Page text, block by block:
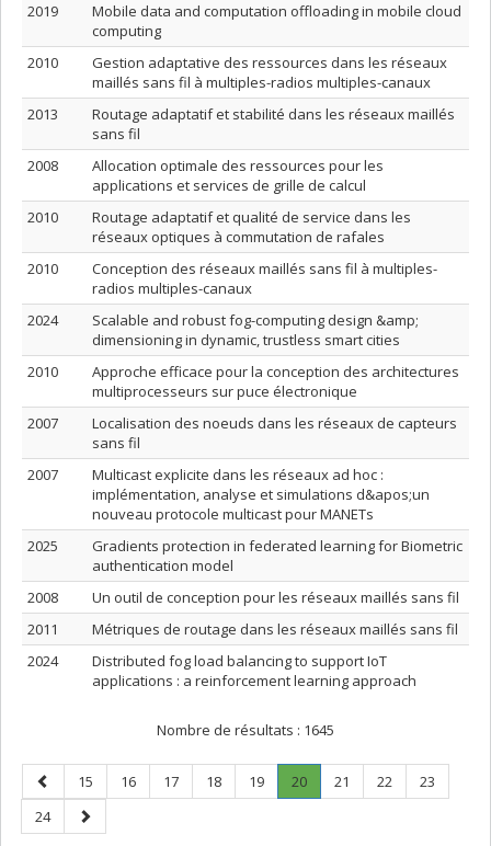
2019
Mobile data and computation offloading in mobile cloud
computing
2010
Gestion adaptative des ressources dans les réseaux
maillés sans fil à multiples-radios multiples-canaux
2013
Routage adaptatif et stabilité dans les réseaux maillés
sans fil
2008
Allocation optimale des ressources pour les
applications et services de grille de calcul
2010
Routage adaptatif et qualité de service dans les
réseaux optiques à commutation de rafales
2010
Conception des réseaux maillés sans fil à multiples-
radios multiples-canaux
2024
Scalable and robust fog-computing design &amp;
dimensioning in dynamic, trustless smart cities
2010
Approche efficace pour la conception des architectures
multiprocesseurs sur puce électronique
2007
Localisation des noeuds dans les réseaux de capteurs
sans fil
2007
Multicast explicite dans les réseaux ad hoc :
implémentation, analyse et simulations d&apos;un
nouveau protocole multicast pour MANETs
2025
Gradients protection in federated learning for Biometric
authentication model
2008
Un outil de conception pour les réseaux maillés sans fil
2011
Métriques de routage dans les réseaux maillés sans fil
2024
Distributed fog load balancing to support IoT
applications : a reinforcement learning approach
Nombre de résultats : 1645
Page
précédente
Page
15 Page
16 Page
17 Page
18 Page
19 Page
20.
Page
Page
21 Page
22 Page
23
Page
24
Page
suivante